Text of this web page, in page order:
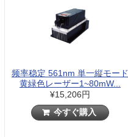
频率稳定 561nm 単一縦モード
黄緑色レーザー1~80mW...
¥15,206円
今すぐ購入